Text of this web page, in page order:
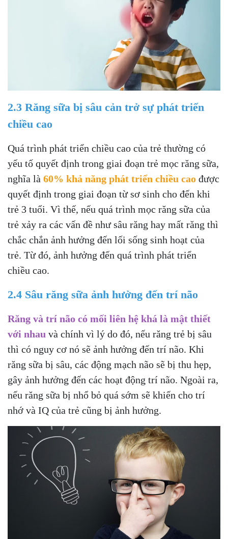
2.3 Răng sữa bị sâu cản trở sự phát triển
chiều cao
Quá trình phát triển chiều cao của trẻ thường có
yếu tố quyết định trong giai đoạn trẻ mọc răng sữa,
nghĩa là 60% khả năng phát triển chiều cao được
quyết định trong giai đoạn từ sơ sinh cho đến khi
trẻ 3 tuổi. Vì thế, nếu quá trình mọc răng sữa của
trẻ xảy ra các vấn đề như sâu răng hay mất răng thì
chắc chắn ảnh hưởng đến lối sống sinh hoạt của
trẻ. Từ đó, ảnh hưởng đến quá trình phát triển
chiều cao.
2.4 Sâu răng sữa ảnh hưởng đến trí não
Răng và trí não có mối liên hệ khá là mật thiết
với nhau và chính vì lý do đó, nếu răng trẻ bị sâu
thì có nguy cơ nó sẽ ảnh hưởng đến trí não. Khi
răng sữa bị sâu, các động mạch não sẽ bị thu hẹp,
gây ảnh hưởng đến các hoạt động trí não. Ngoài ra,
nếu răng sữa bị nhổ bỏ quá sớm sẽ khiến cho trí
nhớ và IQ của trẻ cũng bị ảnh hưởng.